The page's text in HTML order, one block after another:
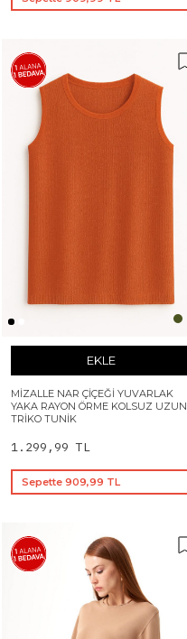
EKLE
MIZALLE NAR ÇIÇEĞI YUVARLAK
YAKA RAYON ÖRME KOLSUZ UZUN
TRIKO TUNIK
1.299,99 TL
Sepette 909,99 TL